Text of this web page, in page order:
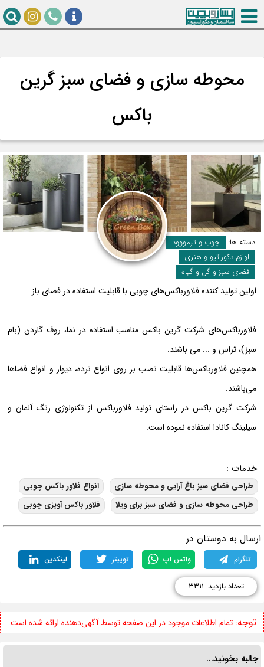
محوطه سازی و فضای سبز گرین
باکس
دسته ها:
چوب و ترمووود
لوازم دکوراتیو و هنری
فضای سبز و گل و گیاه
اولین تولید کننده فلاورباکس‌های چوبی با قابلیت استفاده در فضای باز
فلاورباکس‌های شرکت گرین باکس مناسب استفاده در نما، روف گاردن (بام
سبز)، تراس و ... می باشند.
همچنین فلاورباکس‌ها قابلیت نصب بر روی انواع نرده، دیوار و انواع فضاها
می‌باشند.
شرکت گرین باکس در راستای تولید فلاورباکس از تکنولوژی رنگ آلمان و
سیلینگ کانادا استفاده نموده است.
خدمات :
طراحی فضای سبز باغ آرایی و محوطه سازی
انواع فلاور باکس چوبی
طراحی محوطه سازی و فضای سبز برای ویلا
فلاور باکس آویزی چوبی
به دوستان در
تلگرام واتس اپ توییتر لینکدین
تعداد بازدید: ۳۳۱۱
توجه:تمام اطلاعات موجود در این صفحه توسط آگهی‌دهنده ارائه شده است.
جالبه بخونید...